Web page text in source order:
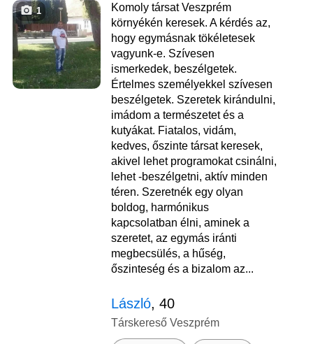
1
Komoly társat Veszprém
környékén keresek. A kérdés az,
hogy egymásnak tökéletesek
vagyunk-e. Szívesen
ismerkedek, beszélgetek.
Értelmes személyekkel szívesen
beszélgetek. Szeretek kirándulni,
imádom a természetet és a
kutyákat. Fiatalos, vidám,
kedves, őszinte társat keresek,
akivel lehet programokat csinálni,
lehet -beszélgetni, aktív minden
téren. Szeretnék egy olyan
boldog, harmónikus
kapcsolatban élni, aminek a
szeretet, az egymás iránti
megbecsülés, a hűség,
őszinteség és a bizalom az...
László, 40
Társkereső Veszprém